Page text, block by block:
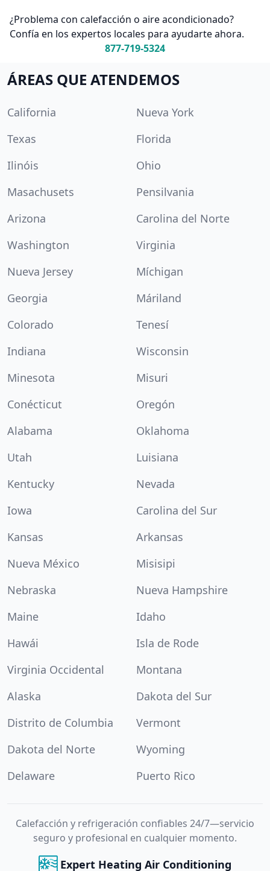
¿Problema con calefacción o aire acondicionado?
Confía en los expertos locales para ayudarte ahora.
877-719-5324
ÁREAS QUE ATENDEMOS
California
Nueva York
Texas
Florida
Ilinóis
Ohio
Masachusets
Pensilvania
Arizona
Carolina del Norte
Washington
Virginia
Nueva Jersey
Míchigan
Georgia
Máriland
Colorado
Tenesí
Indiana
Wisconsin
Minesota
Misuri
Conécticut
Oregón
Alabama
Oklahoma
Utah
Luisiana
Kentucky
Nevada
Iowa
Carolina del Sur
Kansas
Arkansas
Nueva México
Misisipi
Nebraska
Nueva Hampshire
Maine
Idaho
Hawái
Isla de Rode
Virginia Occidental
Montana
Alaska
Dakota del Sur
Distrito de Columbia
Vermont
Dakota del Norte
Wyoming
Delaware
Puerto Rico
Calefacción y refrigeración confiables 24/7—servicio
seguro y profesional en cualquier momento.
Expert Heating Air Conditioning